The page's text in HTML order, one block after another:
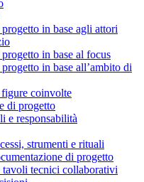
in base agli attori
in base al focus
in base all’ambito di
coinvolte
di progetto
e responsabilità
strumenti e rituali
di progetto
tavoli tecnici collaborativi